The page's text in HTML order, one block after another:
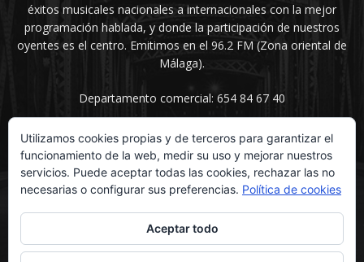
éxitos musicales nacionales a internacionales con la mejor
programación hablada, y donde la participación de nuestros
oyentes es el centro. Emitimos en el 96.2 FM (Zona oriental de
Málaga).
Departamento comercial: 654 84 67 40
SÍGUENOS
Utilizamos cookies propias y de terceros para garantizar el
funcionamiento de la web, medir su uso y mejorar nuestros
servicios. Puede aceptar todas las cookies, rechazar las no
necesarias o configurar sus preferencias. Política de cookies
Aceptar todo